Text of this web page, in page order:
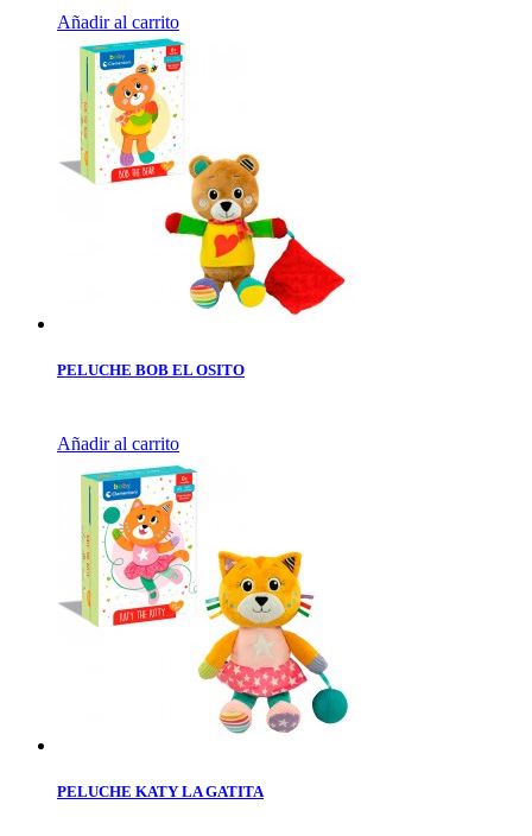
Añadir al carrito
PELUCHE BOB EL OSITO
Añadir al carrito
PELUCHE KATY LA GATITA